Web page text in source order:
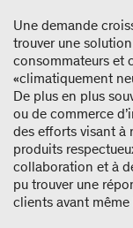
Une demande
trouver une
consommateurs et
«climatiquement
De plus en plus
ou de commerce
des efforts visant à
produits
collaboration et à
pu trouver une
clients avant